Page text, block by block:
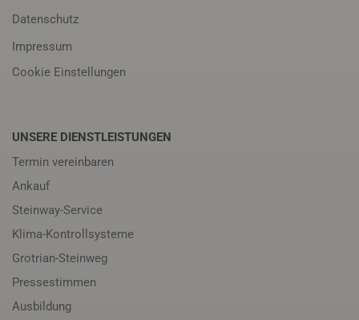
Datenschutz
Impressum
Cookie Einstellungen
UNSERE DIENSTLEISTUNGEN
Termin vereinbaren
Ankauf
Steinway-Service
Klima-Kontrollsysteme
Grotrian-Steinweg
Pressestimmen
Ausbildung